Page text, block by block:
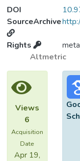
dare
con
un
DOI
SourceArchive
Rights
Altmetric
Views
6
Acquisition
Date
Apr 19,